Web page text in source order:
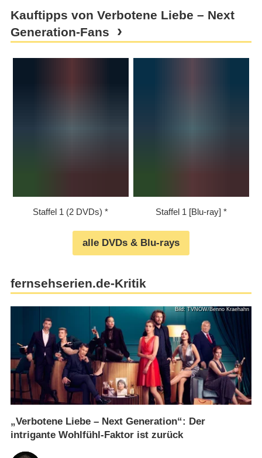
Kauftipps von Verbotene Liebe – Next
Generation-Fans
Staffel 1 (2 DVDs) Staffel 1 [Blu-ray]
alle DVDs & Blu-rays
fernsehserien.de-Kritik
Bild: TVNOW/Benno Kraehahn
„Verbotene Liebe – Next Generation“: Der
intrigante Wohlfühl-Faktor ist zurück